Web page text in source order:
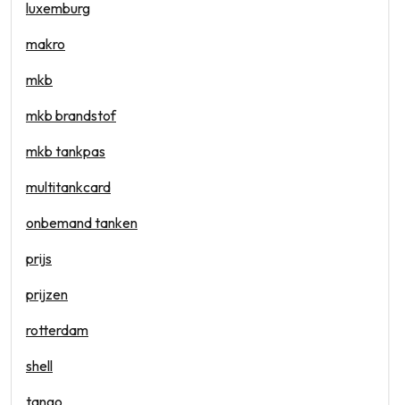
luxemburg
makro
mkb
mkb brandstof
mkb tankpas
multitankcard
onbemand tanken
prijs
prijzen
rotterdam
shell
tango